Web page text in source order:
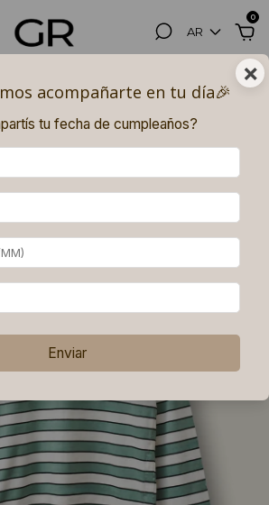
AR
0
INTERÉS con MERCADO PAGO.
×
acompañarte en tu día🎉​
tu fecha de cumpleaños?
Enviar